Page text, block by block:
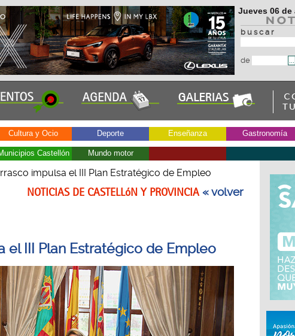
Jueves 06 de
b u s c a r
de
Cultura y Ocio Deporte Enseñanza Gastronomía
Castellón Mundo motor
impulsa el III Plan Estratégico de Empleo
NOTICIAS DE CASTELLóN Y PROVINCIA« volver
el III Plan Estratégico de Empleo